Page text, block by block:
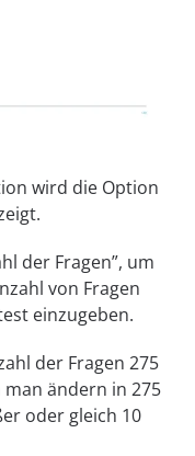
wird die Option
der Fragen”, um
von Fragen
einzugeben.
der Fragen 275
man ändern in 275
oder gleich 10